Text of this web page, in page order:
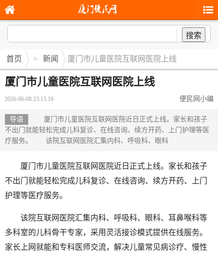
搜索
首页 > 新闻 厦门市儿童医院互联网医院上线
厦门市儿童医院互联网医院上线
2026-06-08 23:15:16 便民网小编
导语
厦门市儿童医院互联网医院近日正式上线。家长和孩子
不出门就能轻松完成儿科复诊、在线咨询、续方开药、上门护理等医
疗服务。 该院互联网医院汇集内科、呼吸科、眼科
厦门市儿童医院互联网医院近日正式上线。家长和孩子
不出门就能轻松完成儿科复诊、在线咨询、续方开药、上门
护理等医疗服务。
该院互联网医院汇集内科、呼吸科、眼科、耳鼻喉科等
多科室的儿科骨干专家，采用灵活接诊模式提供在线服务。
家长上网就能和专科医师交流，解决儿童常见病诊疗、慢性